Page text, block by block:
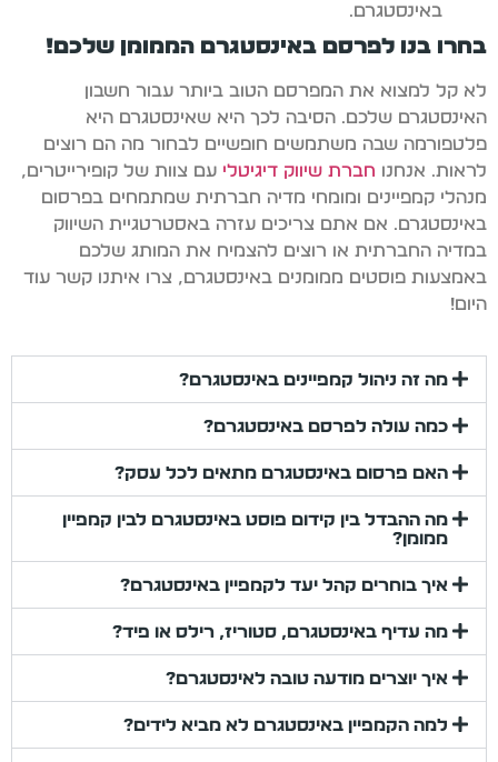
באינסטגרם.
בחרו בנו לפרסם באינסטגרם הממומן שלכם!
לא קל למצוא את המפרסם הטוב ביותר עבור חשבון
האינסטגרם שלכם. הסיבה לכך היא שאינסטגרם היא
פלטפורמה שבה משתמשים חופשיים לבחור מה הם רוצים
לראות. אנחנו חברת שיווק דיגיטלי עם צוות של קופירייטרים,
מנהלי קמפיינים ומומחי מדיה חברתית שמתמחים בפרסום
באינסטגרם. אם אתם צריכים עזרה באסטרטגיית השיווק
במדיה החברתית או רוצים להצמיח את המותג שלכם
באמצעות פוסטים ממומנים באינסטגרם, צרו איתנו קשר עוד
היום!
מה זה ניהול קמפיינים באינסטגרם?
כמה עולה לפרסם באינסטגרם?
האם פרסום באינסטגרם מתאים לכל עסק?
מה ההבדל בין קידום פוסט באינסטגרם לבין קמפיין
ממומן?
איך בוחרים קהל יעד לקמפיין באינסטגרם?
מה עדיף באינסטגרם, סטוריז, רילס או פיד?
איך יוצרים מודעה טובה לאינסטגרם?
למה הקמפיין באינסטגרם לא מביא לידים?